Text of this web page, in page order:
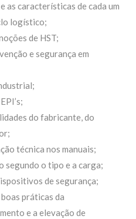
as características de cada um
logístico;
de HST;
e segurança em
do fabricante, do
técnica nos manuais;
segundo o tipo e a carga;
de segurança;
práticas da
e a elevação de